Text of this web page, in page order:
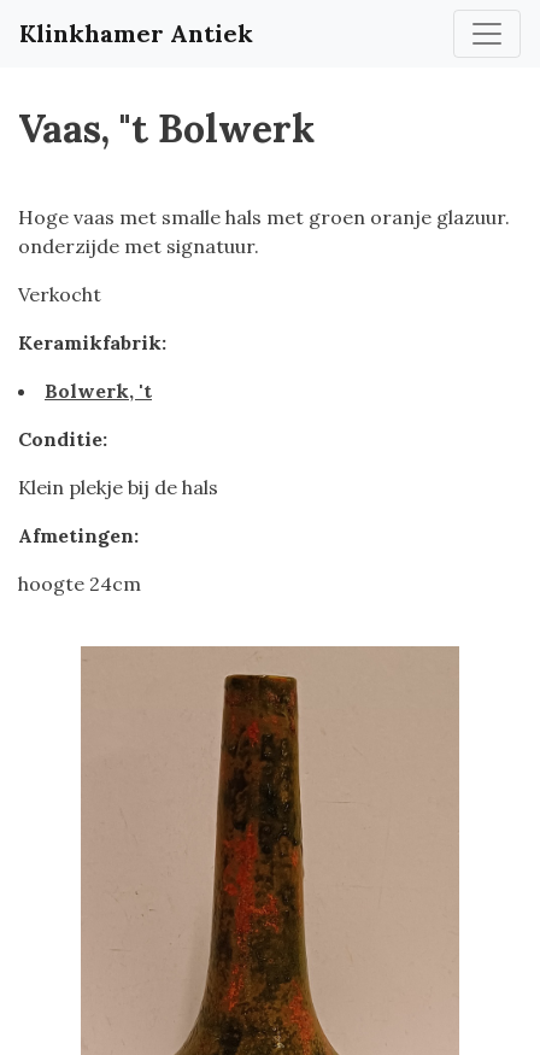
Klinkhamer Antiek
Vaas, "t Bolwerk
Hoge vaas met smalle hals met groen oranje glazuur.
onderzijde met signatuur.
Verkocht
Keramikfabrik:
Bolwerk, 't
Conditie:
Klein plekje bij de hals
Afmetingen:
hoogte 24cm